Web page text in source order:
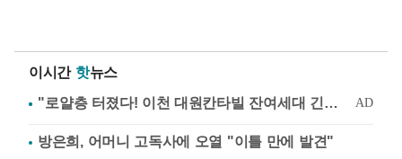
이시간 핫뉴스
방은희, 어머니 고독사에 오열 "이틀 만에 발견"